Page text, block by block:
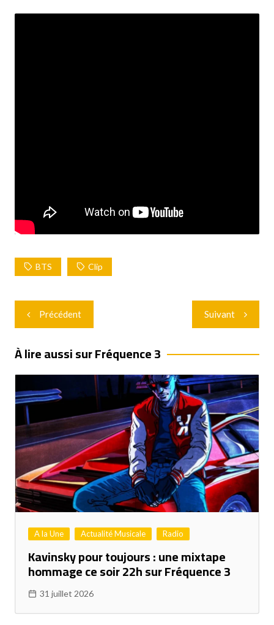
BTS Clip
Navigation
de
l’article
Précédent Suivant
À lire aussi sur Fréquence 3
A la Une Actualité Musicale Radio
Kavinsky pour toujours : une mixtape
hommage ce soir 22h sur Fréquence 3
31 juillet 2026